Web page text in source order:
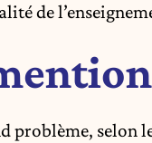
de
problème, selon